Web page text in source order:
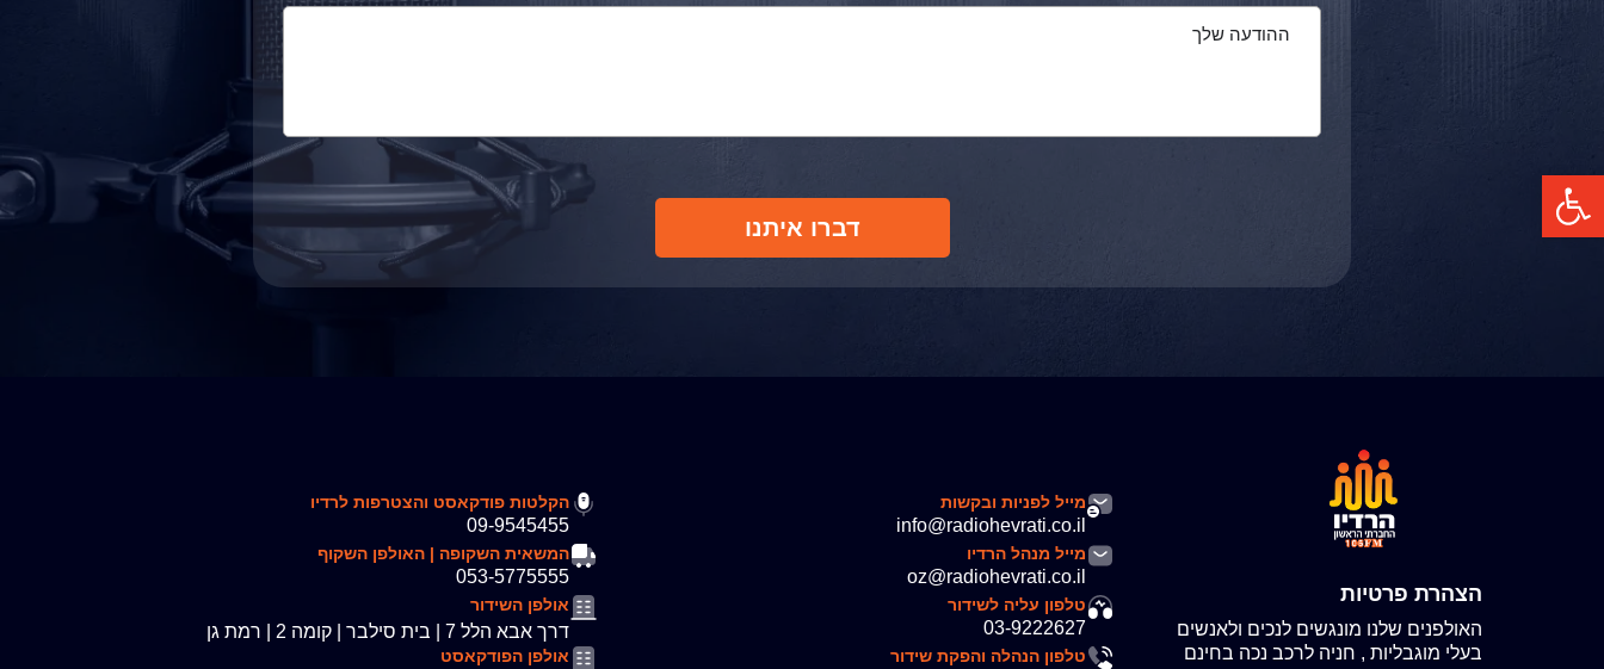
פתח סרגל נגישות
דברו איתנו
הצהרת פרטיות
האולפנים שלנו מונגשים לנכים ולאנשים
בעלי מוגבליות , חניה לרכב נכה בחינם
info@radiohevrati.co.il
מייל לפניות ובקשות
oz@radiohevrati.co.il
מייל מנהל הרדיו
03-9222627
טלפון עליה לשידור
טלפון הנהלה והפקת שידור
09-9545455
הקלטות פודקאסט והצטרפות לרדיו
053-5775555
המשאית השקופה | האולפן השקוף
אולפן השידור
דרך אבא הלל 7 | בית סילבר | קומה 2 | רמת גן
אולפן הפודקאסט